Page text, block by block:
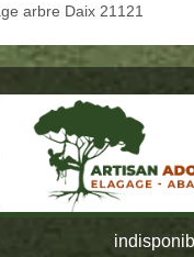
arbre Daix 21121